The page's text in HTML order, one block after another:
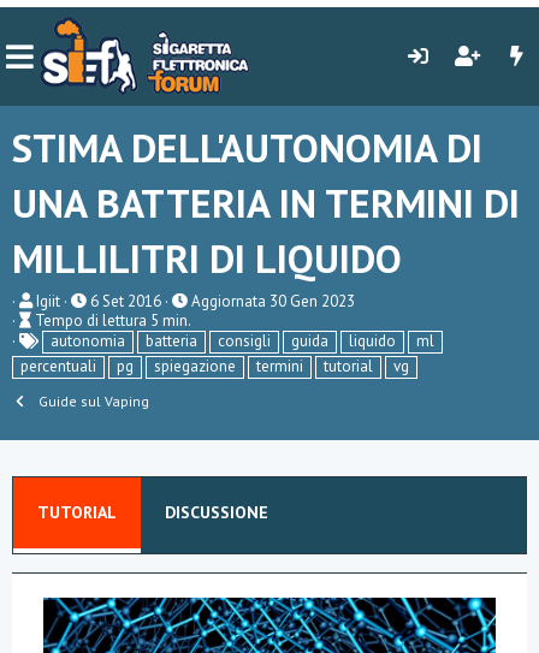
STIMA DELL'AUTONOMIA DI
UNA BATTERIA IN TERMINI DI
MILLILITRI DI LIQUIDO
A
u
t
o
r
e
Igiit
P
u
b
l
i
s
t
6 Set 2016 Aggiornata 30 Gen 2023
T
e
m
p
o
e
r
a
Tempo di lettura 5 min.
T
a
g
autonomia batteria consigli guida liquido
ml
percentuali
pg spiegazione termini tutorial vg
Guide sul Vaping
TUTORIAL DISCUSSIONE